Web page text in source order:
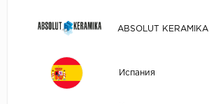
ABSOLUT KERAMIKA
Испания